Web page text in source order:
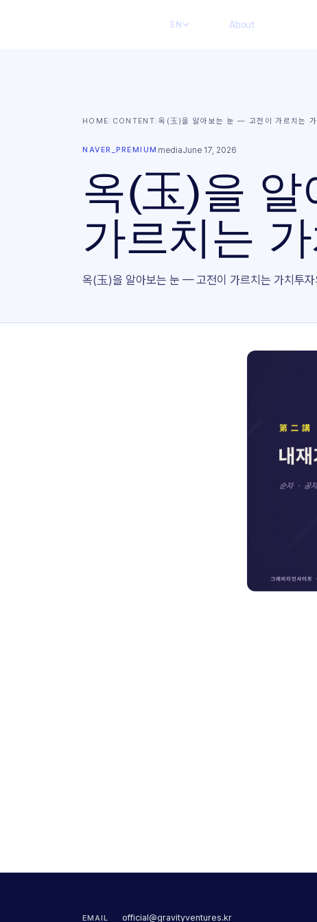
EN About
HOME/ CONTENT/옥(玉)을 알아보는 눈 — 고전이 가르치는 가
NAVER_PREMIUM mediaJune 17, 2026
옥(玉)을
가르치는
옥(玉)을 알아보는 눈 — 고전이 가르치는 가치투자
EMAIL official@gravityventures.kr